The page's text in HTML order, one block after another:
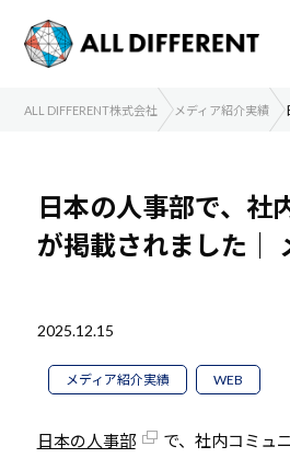
ALL DIFFERENT株式会社 メディア紹介実績
日本の人事部で、社
が掲載されました｜
2025.12.15
メディア紹介実績 WEB
日本の人事部 で、社内コミュ